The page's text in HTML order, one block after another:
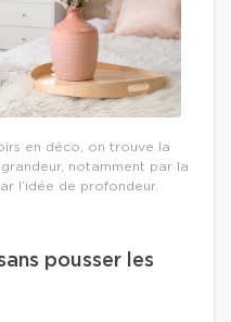
en déco, on trouve la
notamment par la
l’idée de profondeur.
pousser les